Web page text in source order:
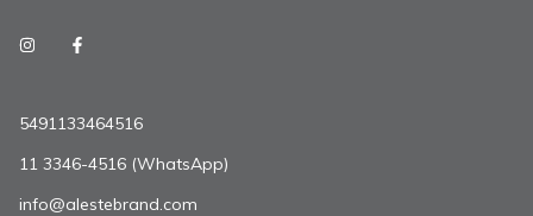
5491133464516
11 3346-4516 (WhatsApp)
info@alestebrand.com